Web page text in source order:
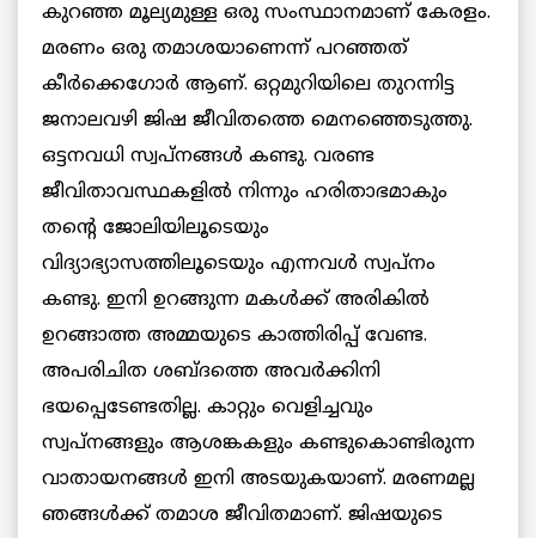
കുറഞ്ഞ മൂല്യമുള്ള ഒരു സംസ്ഥാനമാണ് കേരളം.
മരണം ഒരു തമാശയാണെന്ന് പറഞ്ഞത്
കീര്‍ക്കെഗോര്‍ ആണ്. ഒറ്റമുറിയിലെ തുറന്നിട്ട
ജനാലവഴി ജിഷ ജീവിതത്തെ മെനഞ്ഞെടുത്തു.
ഒട്ടനവധി സ്വപ്നങ്ങള്‍ കണ്ടു. വരണ്ട
ജീവിതാവസ്ഥകളില്‍ നിന്നും ഹരിതാഭമാകും
തന്റെ ജോലിയിലൂടെയും
വിദ്യാഭ്യാസത്തിലൂടെയും എന്നവള്‍ സ്വപ്നം
കണ്ടു. ഇനി ഉറങ്ങുന്ന മകള്‍ക്ക് അരികില്‍
ഉറങ്ങാത്ത അമ്മയുടെ കാത്തിരിപ്പ് വേണ്ട.
അപരിചിത ശബ്ദത്തെ അവര്‍ക്കിനി
ഭയപ്പെടേണ്ടതില്ല. കാറ്റും വെളിച്ചവും
സ്വപ്നങ്ങളും ആശങ്കകളും കണ്ടുകൊണ്ടിരുന്ന
വാതായനങ്ങള്‍ ഇനി അടയുകയാണ്. മരണമല്ല
ഞങ്ങള്‍ക്ക് തമാശ ജീവിതമാണ്. ജിഷയുടെ